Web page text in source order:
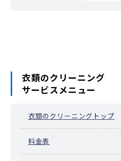
衣類のクリーニング
サービスメニュー
衣類のクリーニングトップ
料金表